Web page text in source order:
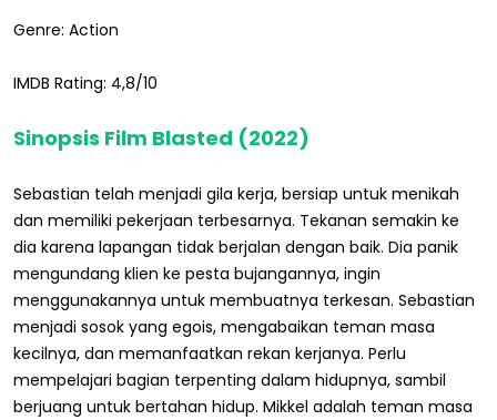
Genre: Action
IMDB Rating: 4,8/10
Sinopsis Film Blasted (2022)
Sebastian telah menjadi gila kerja, bersiap untuk menikah
dan memiliki pekerjaan terbesarnya. Tekanan semakin ke
dia karena lapangan tidak berjalan dengan baik. Dia panik
mengundang klien ke pesta bujangannya, ingin
menggunakannya untuk membuatnya terkesan. Sebastian
menjadi sosok yang egois, mengabaikan teman masa
kecilnya, dan memanfaatkan rekan kerjanya. Perlu
mempelajari bagian terpenting dalam hidupnya, sambil
berjuang untuk bertahan hidup. Mikkel adalah teman masa